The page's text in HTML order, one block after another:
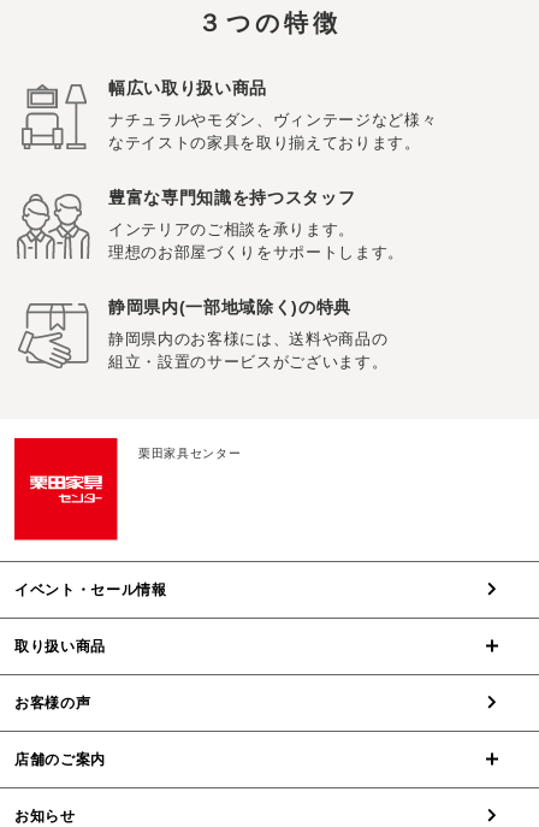
３つの特徴
幅広い取り扱い商品
ナチュラルやモダン、ヴィンテージなど様々
なテイストの家具を取り揃えております。
豊富な専門知識を持つスタッフ
インテリアのご相談を承ります。
理想のお部屋づくりをサポートします。
静岡県内(一部地域除く)の特典
静岡県内のお客様には、送料や商品の
組立・設置のサービスがございます。
栗田家具センター
イベント・セール情報
取り扱い商品
お客様の声
店舗のご案内
お知らせ